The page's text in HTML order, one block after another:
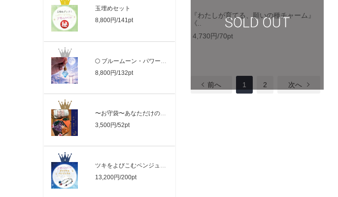
玉埋めセット
8,800円/141pt
8,800円/132pt
〜お守袋〜あなただけの小さな結界 | 月..
3,500円/52pt
ツキをよびこむペンジュラム
13,200円/200pt
『わたしが育てる、願いの種チャーム』
《..
4,730円/70pt
前へ 1 2 次へ